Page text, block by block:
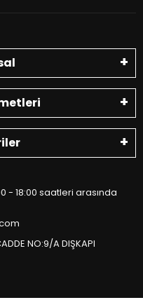
- 18:00 saatleri arasında
NO:9/A DIŞKAPI